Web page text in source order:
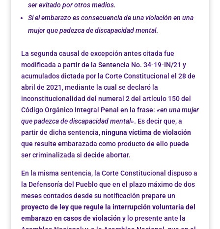
ser evitado por otros medios.
Si el embarazo es consecuencia de una violación en una
mujer que padezca de discapacidad mental.
La segunda causal de excepción antes citada fue
modificada a partir de la Sentencia No. 34-19-IN/21 y
acumulados dictada por la Corte Constitucional el 28 de
abril de 2021, mediante la cual se declaró la
inconstitucionalidad del numeral 2 del artículo 150 del
Código Orgánico Integral Penal en la frase: «en una mujer
que padezca de discapacidad mental». Es decir que, a
partir de dicha sentencia,ninguna víctima de violación
que resulte embarazada como producto de ello puede
ser criminalizada si decide abortar.
En la misma sentencia, la Corte Constitucional dispuso a
la Defensoría del Pueblo que en el plazo máximo de dos
meses contados desde su notificación prepare un
proyecto de ley que regule la interrupción voluntaria del
embarazo en casos de violacióny lo presente ante la